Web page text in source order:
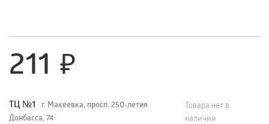
211
TЦ №1
г. Макеевка, просп. 250-летия
Донбасса, 74
Товара нет в
наличии